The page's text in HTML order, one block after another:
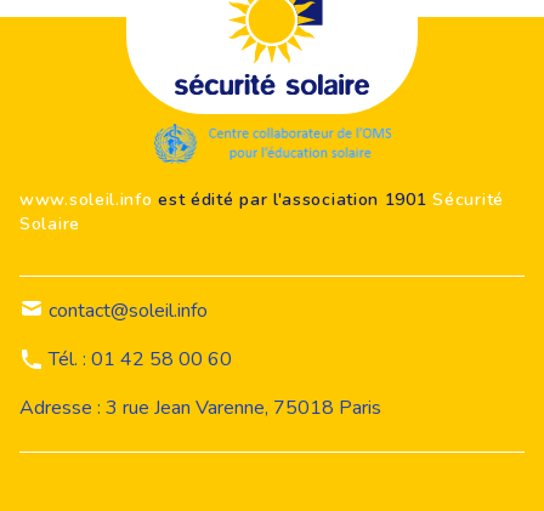
www.soleil.info est édité par l'association 1901Sécurité
Solaire
contact@soleil.info
Tél. : 01 42 58 00 60
Adresse : 3 rue Jean Varenne, 75018 Paris